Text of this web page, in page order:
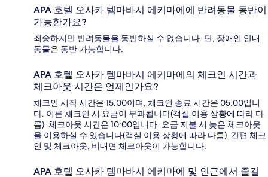
APA 호텔 오사카 템마바시 에키마에에 반려동물 동반이
가능한가요?
죄송하지만 반려동물을 동반하실 수 없습니다. 단, 장애인 안내
동물은 동반 가능합니다.
APA 호텔 오사카 템마바시 에키마에의 체크인 시간과
체크아웃 시간은 언제인가요?
체크인 시작 시간은 15:00이며, 체크인 종료 시간은 05:00입니
다. 이른 체크인 시 요금이 부과됩니다(객실 이용 상황에 따라 다
름). 체크아웃 시간은 10:00입니다. 요금 지불 시 늦은 체크아웃
을 이용하실 수 있습니다(객실 이용 상황에 따라 다름). 간편 체크
인 및 체크아웃, 비대면 체크아웃이 가능합니다.
APA 호텔 오사카 템마바시 에키마에 및 인근에서 즐길